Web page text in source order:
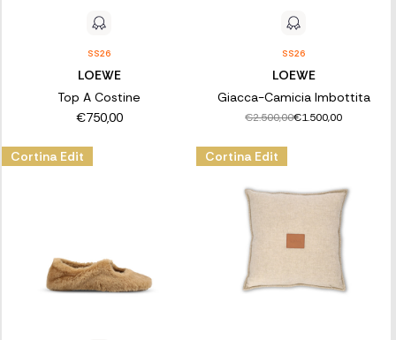
SS26
LOEWE
Top A Costine
€750,00
SS26
LOEWE
Giacca-Camicia Imbottita
€2.500,00€1.500,00
Cortina Edit Cortina Edit